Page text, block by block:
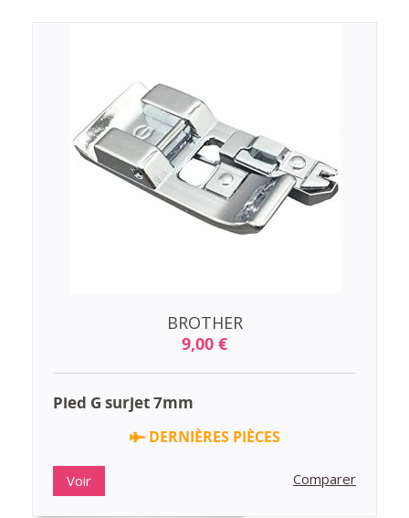
BROTHER
9,00 €
Pied G surjet 7mm
DERNIÈRES PIÈCES
Voir Comparer